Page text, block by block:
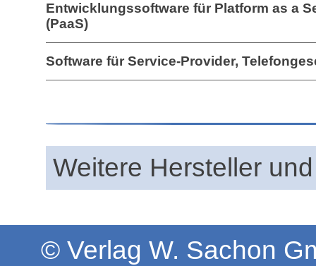
Entwicklungssoftware für Platform as a
(PaaS)
Software für Service-Provider,
Weitere Hersteller
© Verlag W. Sachon